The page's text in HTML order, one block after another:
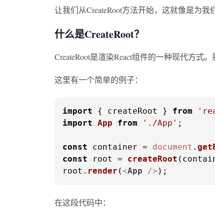
让我们从CreateRoot方法开始，这就像是为我
什么是CreateRoot？
CreateRoot是渲染React组件的一种现代方式
这里有一个简单的例子：
import { createRoot } from
import App from './App' ;
const container = document .
const root = createRoot
root. render (<App /> );
在这段代码中：